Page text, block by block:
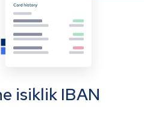
isiklik IBAN